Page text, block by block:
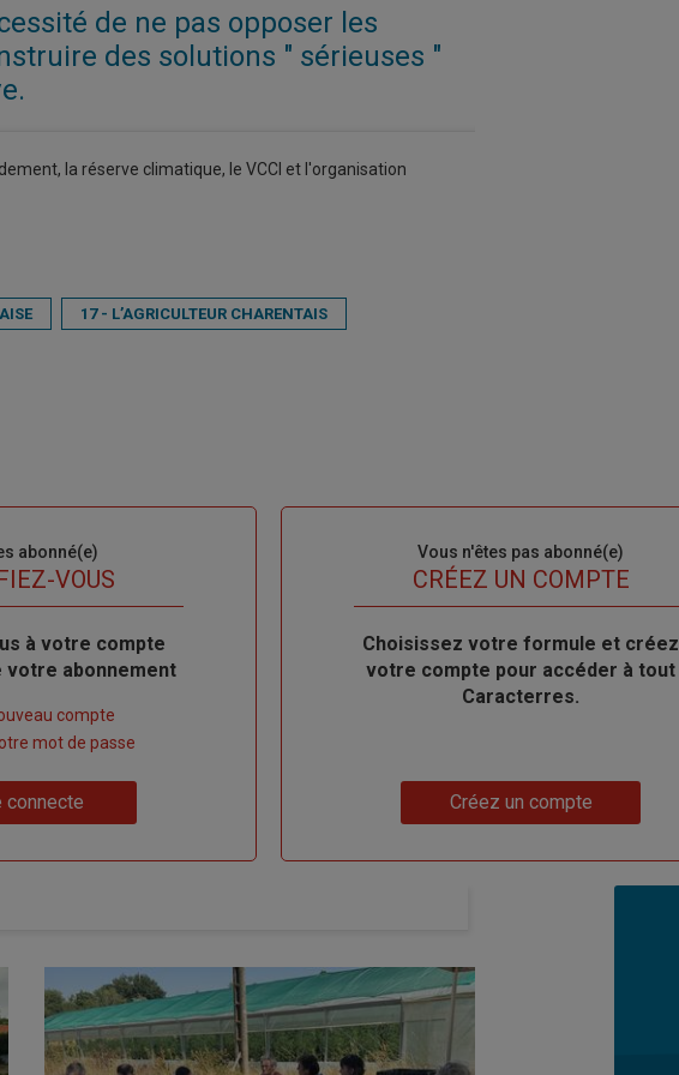
de ne pas opposer les
des solutions " sérieuses "
la réserve climatique, le VCCI et l'organisation
17 - L’AGRICULTEUR CHARENTAIS
abonné(e)
VOUS
à votre compte
abonnement
compte
mot de passe
connecte
Vous n'êtes pas abonné(e)
TITRECRÉEZ UN COMPTE
Body
Choisissez votre formule et créez
votre compte pour accéder à tout
Caracterres.
Créez un compte